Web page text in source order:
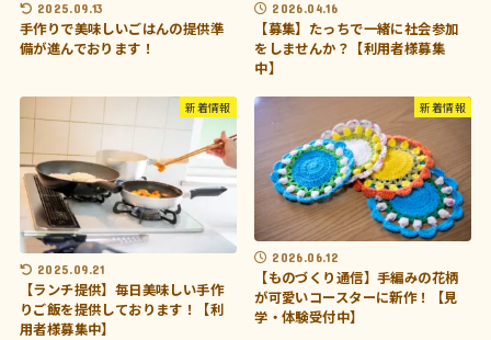
2025.09.13
手作りで美味しいごはんの提供準
備が進んでおります！
2026.04.16
【募集】たっちで一緒に社会参加
をしませんか？【利用者様募集
中】
新着情報
2025.09.21
【ランチ提供】毎日美味しい手作
りご飯を提供しております！【利
用者様募集中】
新着情報
2026.06.12
【ものづくり通信】手編みの花柄
が可愛いコースターに新作！【見
学・体験受付中】